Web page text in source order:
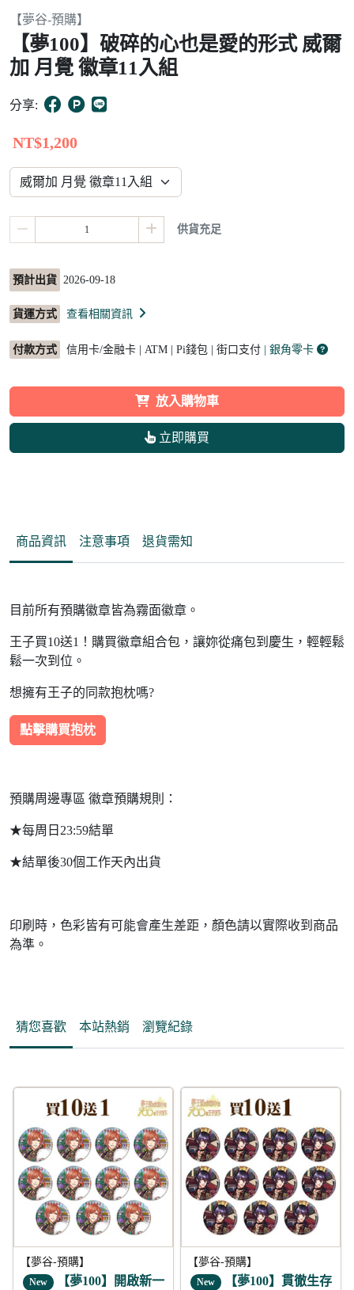
Item
of
15
【夢谷-預購】
【夢100】破碎的心也是愛的形式 威爾
加 月覺 徽章11入組
分享:
NT$1,200
供貨充足
預計出貨 2026-09-18
貨運方式 查看相關資訊
付款方式 信用卡/金融卡 | ATM | Pi錢包 | 街口支付 | 銀角零卡
放入購物車
立即購買
商品資訊 注意事項 退貨需知
目前所有預購徽章皆為霧面徽章。
王子買10送1！購買徽章組合包，讓妳從痛包到慶生，輕輕鬆
鬆一次到位。
想擁有王子的同款抱枕嗎?
點擊購買抱枕
預購周邊專區 徽章預購規則：
★每周日23:59結單
★結單後30個工作天內出貨
印刷時，色彩皆有可能會產生差距，顏色請以實際收到商品
為準。
猜您喜歡 本站熱銷 瀏覽紀錄
【夢谷-預購】
New 【夢100】開啟新一
【夢谷-預購】
New 【夢100】貫徹生存